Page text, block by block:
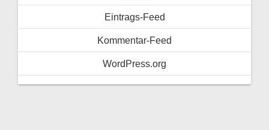
Eintrags-Feed
Kommentar-Feed
WordPress.org